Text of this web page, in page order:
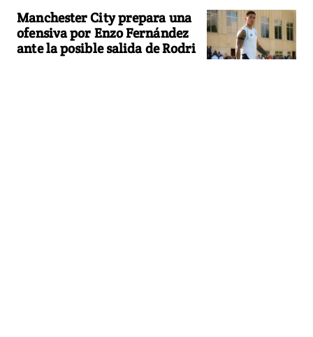
Manchester City prepara una
ofensiva por Enzo Fernández
ante la posible salida de Rodri